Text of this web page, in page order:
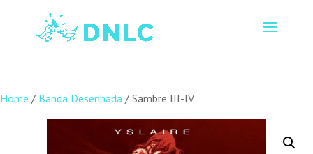
Home / Banda Desenhada / Sambre III-IV